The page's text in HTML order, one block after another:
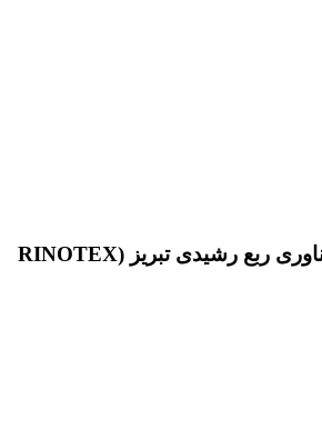
بازدید ریاست محترم دانشگاه تبریز جناب آقای دکتر پورمحمدی از غرفه شرکت نوآوران زیست گستر ارگ در پنجمین نمایشگاه نوآوری و فناوری ربع رشیدی تبریز (RINOTEX